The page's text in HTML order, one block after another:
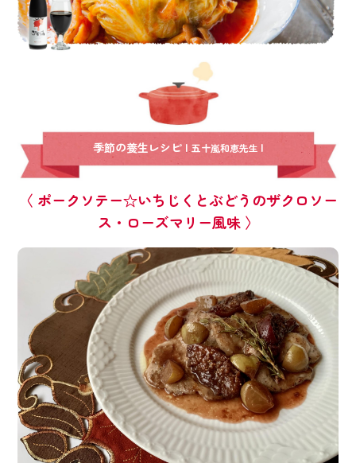
季節の養生レシピ |五十嵐和恵先生 |
〈 ポークソテー☆いちじくとぶどうのザクロソー
ス・ローズマリー風味 〉